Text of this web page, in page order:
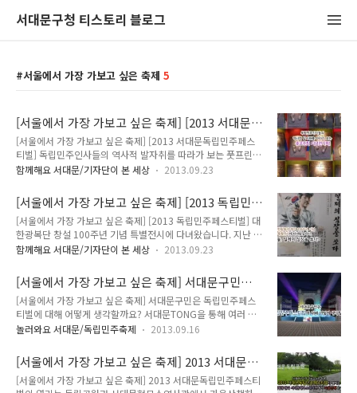
서대문구청 티스토리 블로그
서울에서 가장 가보고 싶은 축제 5
[서울에서 가장 가보고 싶은 축제] [2013 서대문
독립민주페스티벌] 독립민주인사들의 역사적 발
자취를 따라가 보는 풋프린팅 기념전시회
[서울에서 가장 가보고 싶은 축제] [2013 서대문독립민주페스
티벌] 독립민주인사들의 역사적 발자취를 따라가 보는 풋프린팅
기념전시회! 서대문형무소역사관은 제국주의 식민권력과 독재
들의 발자취가 고스란히 남아있는 곳이지요. 이러한 발자취를 가
장 가까이서 보고 느낄 수 있는 곳이 바로 서대문형무소역사관
내 제11옥사에 마련되어 있다는 사실을 아시나요? 바로 입니다.
서대문형무소역사관 내 제11옥사에는 2010년과 2011년 개최
된 독립민주페스티벌에서 진행한 독립 ․ 민주화 인사들의 풋프
드립니다. 서대문구에서는 독립 ․ 민주 인사들의 독립과 민주를
향한 투쟁 그리고 자유와 평화의 염원..
함께해요 서대문/기자단이 본 세상 2013.09.23
[서울에서 가장 가보고 싶은 축제] [2013 독립민
주페스티벌] 대한광복단 창설 100주년 기념 특별
전시에 다녀왔습니다. <그들, 일제의 심장을 쏘다
>
[서울에서 가장 가보고 싶은 축제] [2013 독립민주페스티벌] 대
한광복단 창설 100주년 기념 특별전시에 다녀왔습니다. 지난 8
월 13일부터 오는 10월 13일까지, 서대문형무소역사관 내 제
을 앞두고 제12옥사에 다녀왔습니다. 사진과 함께 내용을 여러
분께 소개해 드릴게요. 전시가 끝나기 전에 꼭 한 번 관람해 보시
기를 추천합니다. 서대문형무소역사관 제12옥사에서 열리고 있
는 특별전시는 대한광복단기념사업회가 주최 ․ 주관하는 입니
다. 글과 그림이 함께 어우러져 대한광복단의 조직부터 활약, 그
12옥사에 대해 간단히 알아볼까요? 전시가 열리고 있는 제12옥
사는 1922년 2층으로 지어진..
함께해요 서대문/기자단이 본 세상 2013.09.23
[서울에서 가장 가보고 싶은 축제] 서대문구민은
독립민주페스티벌에 대해 어떻게 생각할까요?
[서울에서 가장 가보고 싶은 축제] 서대문구민은 독립민주페스
티벌에 대해 어떻게 생각할까요? 서대문TONG을 통해 여러 차
례 소개해 드린 이 이제 열흘 앞으로 다가왔습니다. 올해 독립민
요. 서대문구의 자랑스러운 대표 축제인만큼 독립민주페스티벌
에 거는 기대 또한 큽니다. 서대문구민들은 독립민주페스티벌에
대해 얼마나 알고 있고, 또 어떻게 생각하고 있을까요? 가을 햇
놀러와요 서대문/독립민주축제 2013.09.16
[서울에서 가장 가보고 싶은 축제] 2013 서대문독
립민주페스티벌이 열리는 독립공원과 서대문형무
[서울에서 가장 가보고 싶은 축제] 2013 서대문독립민주페스티